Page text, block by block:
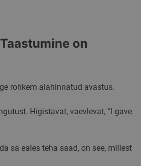
on
rohkem alahinnatud avastus.
Higistavat, vaevlevat, “I gave
sa eales teha saad, on see, millest